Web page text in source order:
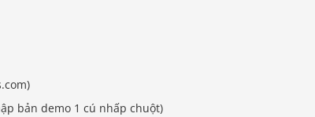
bản demo 1 cú nhấp chuột)